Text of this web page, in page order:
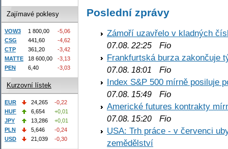
Poslední zprávy
Zámoří uzavřelo v kladných
07.08. 22:25 Fio
Frankfurtská burza zakončuje
07.08. 18:01
Fio
Index S&P 500 mírně posiluje
07.08. 15:49 Fio
Americké futures kontrakty
07.08. 15:20 Fio
USA: Trh práce - v červenci
zemědělství
Zajímavé poklesy
VOW3 1 800,00
-5,06
CSG
441,60
-4,62
CTP
361,20
-3,42
MATTE
18 600,00
-3,13
PEN
6,40 -3,03
Kurzovní lístek
EUR 24,265
-0,22
HUF
6,654
+0,01
JPY
13,286
+0,01
PLN
5,646
-0,24
USD
21,039 -0,30